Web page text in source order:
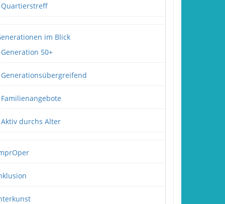
Quartierstreff
im Blick
Generation 50+
Generationsübergreifend
Familienangebote
Aktiv durchs Alter